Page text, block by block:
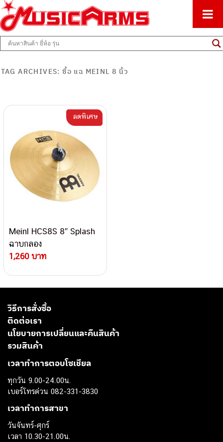
Music Arms
ศูนย์รวมครื่องดนตรีทุกชนิด ตั้งแต่เริ่มต้นถึงมืออาชีพ
TAG ARCHIVES:ซื้อ แฉ MEINL 8 นิ้ว
Meinl HCS8S 8″ Splash
ฉาบกลอง
1,260 บาท
ลดพิเศษ
วิธีการสั่งซื้อ
ติดต่อเรา
นโยบายการเปลี่ยนและคืนสินค้า
รวมสินค้า
เวลาทำการตอบโซเชียล
ทุกวัน 9.00-24.00น.
เบอร์โทรด่วน 082-331-3830
เวลาทำการสาขา
วันจันทร์-ศุกร์
เวลา 10.30-21.00น.